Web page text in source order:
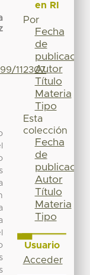
112307
en RI
Por
Fecha
de
publicación
Autor
Título
Materia
Tipo
Esta
colección
Fecha
de
publicación
Autor
Título
Materia
Tipo
Usuario
Acceder